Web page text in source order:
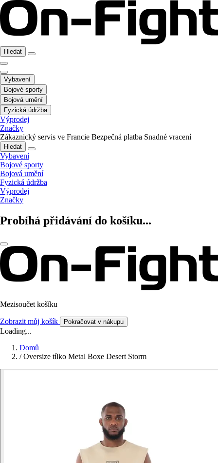
Hledat
Vybavení
Bojové sporty
Bojová umění
Fyzická údržba
Výprodej
Značky
Zákaznický servis ve Francie Bezpečná platba Snadné vracení
Hledat
Vybavení
Bojové sporty
Bojová umění
Fyzická údržba
Výprodej
Značky
Probíhá přidávání do košíku...
Mezisoučet košíku
Zobrazit můj košík Pokračovat v nákupu
Loading...
Domů
/ Oversize tílko Metal Boxe Desert Storm